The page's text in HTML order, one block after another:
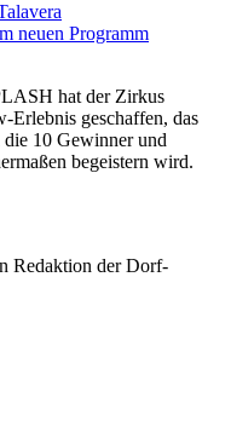
neuen Programm
hat der Zirkus
Erlebnis geschaffen, das
10 Gewinner und
begeistern wird.
Redaktion der Dorf-